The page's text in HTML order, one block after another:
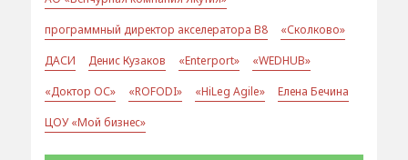
программный директор акселератора В8
«Сколково»
ДАСИ
Денис Кузаков «Enterport»
«WEDHUB»
«Доктор ОС»
«ROFODI» «HiLeg Agile»
Елена Бечина
ЦОУ «Мой бизнес»